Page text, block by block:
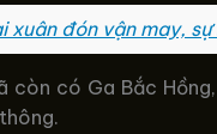
xuân đón vận may,
còn có Ga Bắc